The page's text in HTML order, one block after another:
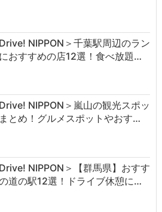
NIPPON＞千葉駅周辺のラン
おすすめの店12選！食べ放題…
NIPPON＞嵐山の観光スポッ
まとめ！グルメスポットやおす…
NIPPON＞【群馬県】おすす
道の駅12選！ドライブ休憩に…